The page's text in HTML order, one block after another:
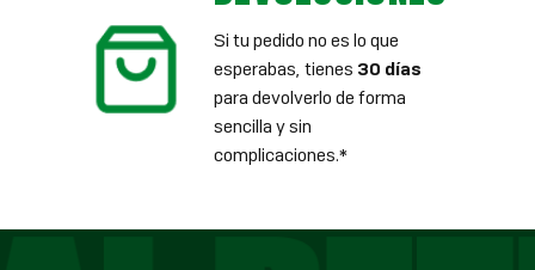
Si tu pedido no es lo que
esperabas, tienes 30 días
para devolverlo de forma
sencilla y sin
complicaciones.*